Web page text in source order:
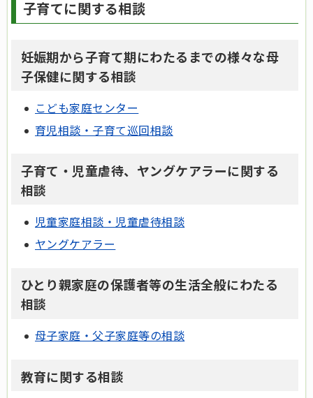
子育てに関する相談
妊娠期から子育て期にわたるまでの様々な母
子保健に関する相談
こども家庭センター
育児相談・子育て巡回相談
子育て・児童虐待、ヤングケアラーに関する
相談
児童家庭相談・児童虐待相談
ヤングケアラー
ひとり親家庭の保護者等の生活全般にわたる
相談
母子家庭・父子家庭等の相談
教育に関する相談